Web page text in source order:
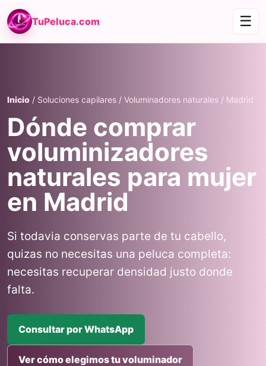
TuPeluca.com ☰
Inicio / Soluciones capilares / Voluminadores naturales / Madrid
Dónde comprar
voluminizadores
naturales para mujer
en Madrid
Si todavia conservas parte de tu cabello,
quizas no necesitas una peluca completa:
necesitas recuperar densidad justo donde
falta.
Consultar por WhatsApp
Ver cómo elegimos tu voluminador